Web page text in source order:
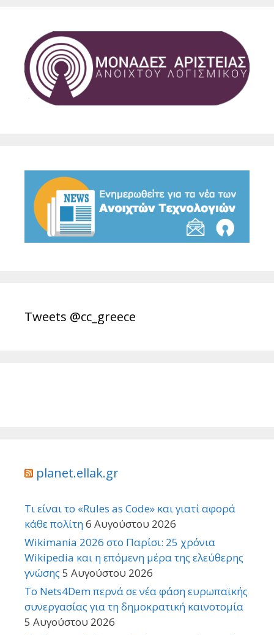
Tweets @cc_greece
planet.ellak.gr
Τι είναι το «Rules as Code» και γιατί αφορά
κάθε πολίτη6 Αυγούστου 2026
Wikimania 2026 στο Παρίσι: 25 χρόνια
Wikipedia και η επόμενη μέρα της ελεύθερης
γνώσης 5 Αυγούστου 2026
Το Nets4Dem περνά σε νέα φάση ευρωπαϊκής
συνεργασίας για τη δημοκρατική καινοτομία
5 Αυγούστου 2026